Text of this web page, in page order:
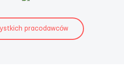
pracodawców